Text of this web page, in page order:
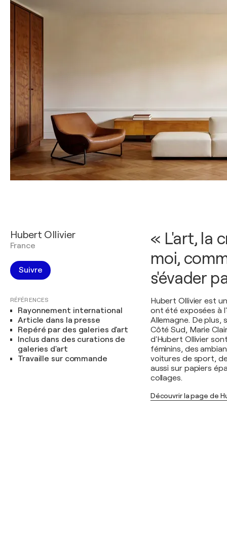
Hubert Ollivier
France
Suivre
RÉFÉRENCES
Rayonnement international
Article dans la presse
Repéré par des galeries d'art
Inclus dans des curations de
galeries d'art
Travaille sur commande
« L'art, la
moi,
s'évader
Hubert Ollivier est
ont été exposées à
Allemagne. De
Côté Sud, Marie
d'Hubert Ollivier
féminins, des
voitures de sport,
aussi sur papiers
collages.
Découvrir la page de